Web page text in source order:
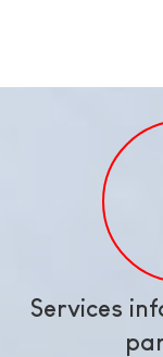
Services